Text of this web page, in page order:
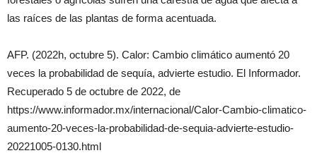
las raíces de las plantas de forma acentuada.
AFP. (2022h, octubre 5). Calor: Cambio climático aumentó 20
veces la probabilidad de sequía, advierte estudio. El Informador.
Recuperado 5 de octubre de 2022, de
https://www.informador.mx/internacional/Calor-Cambio-climatico-
aumento-20-veces-la-probabilidad-de-sequia-advierte-estudio-
20221005-0130.html